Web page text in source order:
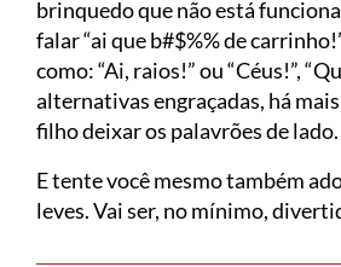
brinquedo que não está
falar “ai que b#$%% de
como: “Ai, raios!” ou “Céus!”,
alternativas engraçadas, há mais
filho deixar os palavrões de lado.
E tente você mesmo também
leves. Vai ser, no mínimo,